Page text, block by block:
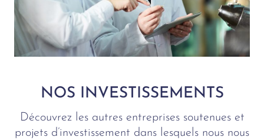
NOS INVESTISSEMENTS
Découvrez les autres entreprises soutenues et
projets d’investissement dans lesquels nous nous